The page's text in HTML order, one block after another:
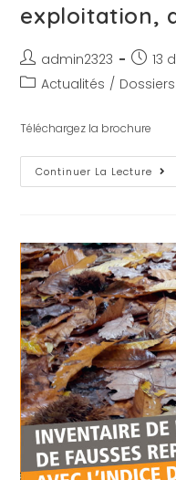
exploitation,
admin2323
13
Actualités / Dossiers
Téléchargez la brochure
Continuer La Lecture